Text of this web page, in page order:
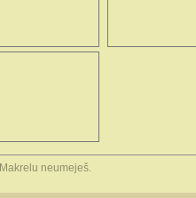
Makrelu neumeješ.